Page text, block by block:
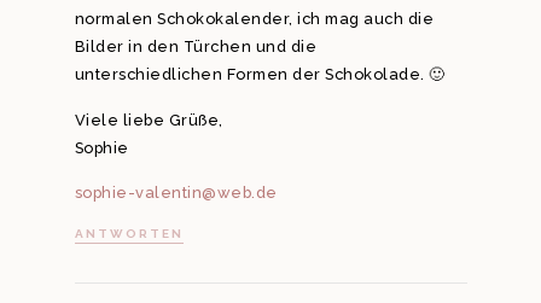
normalen Schokokalender, ich mag auch die
Bilder in den Türchen und die
unterschiedlichen Formen der Schokolade. 🙂
Viele liebe Grüße,
Sophie
sophie-valentin@web.de
ANTWORTEN